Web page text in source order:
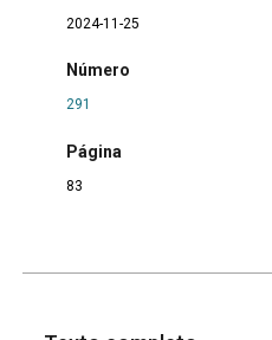
2024-11-25
Número
291
Página
83